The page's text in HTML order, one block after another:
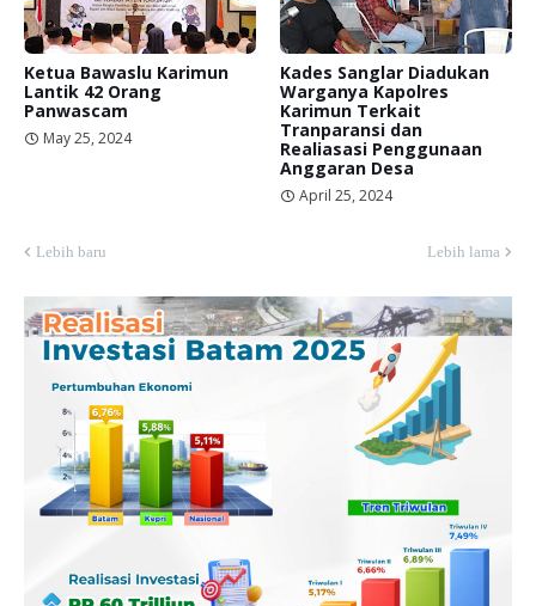
Ketua Bawaslu Karimun
Lantik 42 Orang
Panwascam
May 25, 2024
Kades Sanglar Diadukan
Warganya Kapolres
Karimun Terkait
Tranparansi dan
Realiasasi Penggunaan
Anggaran Desa
April 25, 2024
Lebih baru Lebih lama